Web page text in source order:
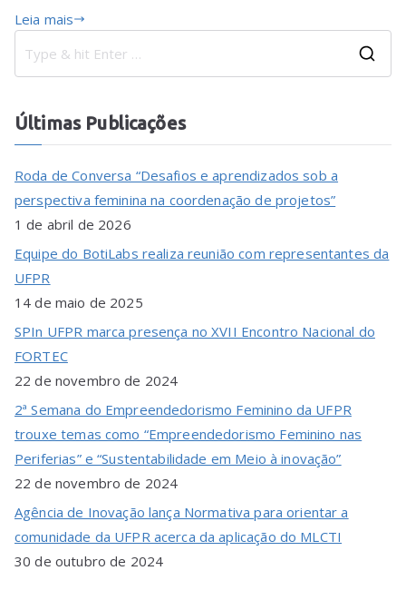
Leia mais
Últimas Publicações
Roda de Conversa “Desafios e aprendizados sob a
perspectiva feminina na coordenação de projetos”
1 de abril de 2026
Equipe do BotiLabs realiza reunião com representantes da
UFPR
14 de maio de 2025
SPIn UFPR marca presença no XVII Encontro Nacional do
FORTEC
22 de novembro de 2024
2ª Semana do Empreendedorismo Feminino da UFPR
trouxe temas como “Empreendedorismo Feminino nas
Periferias” e “Sustentabilidade em Meio à inovação”
22 de novembro de 2024
Agência de Inovação lança Normativa para orientar a
comunidade da UFPR acerca da aplicação do MLCTI
30 de outubro de 2024